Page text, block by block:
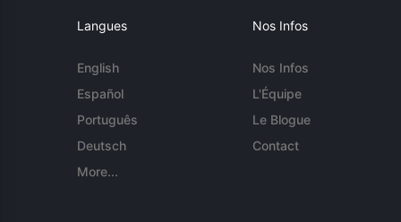
Langues
English
Español
Português
Deutsch
More...
Nos Infos
Nos Infos
L'Équipe
Le Blogue
Contact